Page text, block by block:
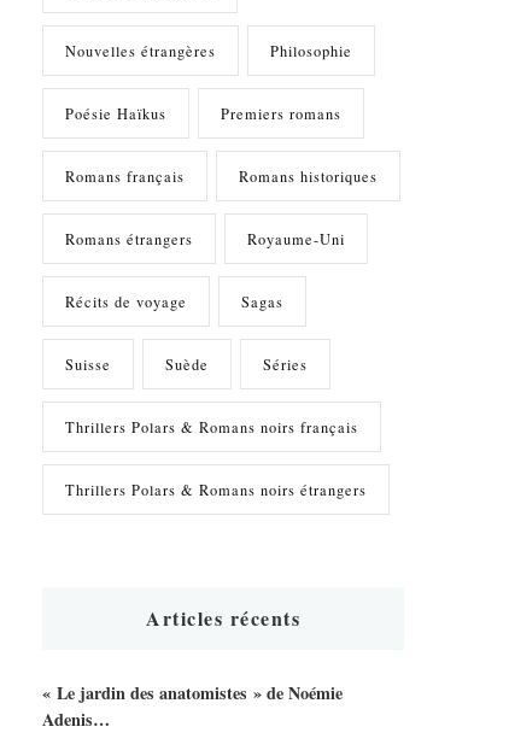
Nouvelles étrangères Philosophie
Poésie Haïkus Premiers romans
Romans français Romans historiques
Romans étrangers Royaume-Uni
Récits de voyage Sagas
Suisse Suède Séries
Thrillers Polars & Romans noirs français
Thrillers Polars & Romans noirs étrangers
Articles récents
« Le jardin des anatomistes » de Noémie
Adenis…